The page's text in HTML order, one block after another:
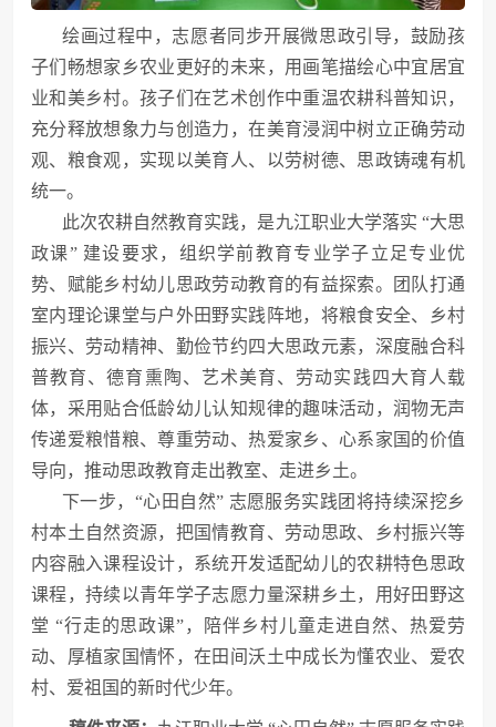
绘画过程中，志愿者同步开展微思政引导，鼓励孩
子们畅想家乡农业更好的未来，用画笔描绘心中宜居宜
业和美乡村。孩子们在艺术创作中重温农耕科普知识，
充分释放想象力与创造力，在美育浸润中树立正确劳动
观、粮食观，实现以美育人、以劳树德、思政铸魂有机
统一。
此次农耕自然教育实践，是九江职业大学落实 “大思
政课” 建设要求，组织学前教育专业学子立足专业优
势、赋能乡村幼儿思政劳动教育的有益探索。团队打通
室内理论课堂与户外田野实践阵地，将粮食安全、乡村
振兴、劳动精神、勤俭节约四大思政元素，深度融合科
普教育、德育熏陶、艺术美育、劳动实践四大育人载
体，采用贴合低龄幼儿认知规律的趣味活动，润物无声
传递爱粮惜粮、尊重劳动、热爱家乡、心系家国的价值
导向，推动思政教育走出教室、走进乡土。
下一步，“心田自然” 志愿服务实践团将持续深挖乡
村本土自然资源，把国情教育、劳动思政、乡村振兴等
内容融入课程设计，系统开发适配幼儿的农耕特色思政
课程，持续以青年学子志愿力量深耕乡土，用好田野这
堂 “行走的思政课”，陪伴乡村儿童走进自然、热爱劳
动、厚植家国情怀，在田间沃土中成长为懂农业、爱农
村、爱祖国的新时代少年。